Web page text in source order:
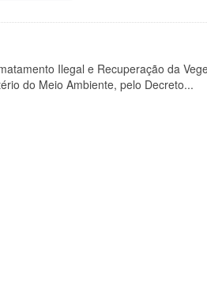
Ilegal e Recuperação da
do Meio Ambiente, pelo Decreto...